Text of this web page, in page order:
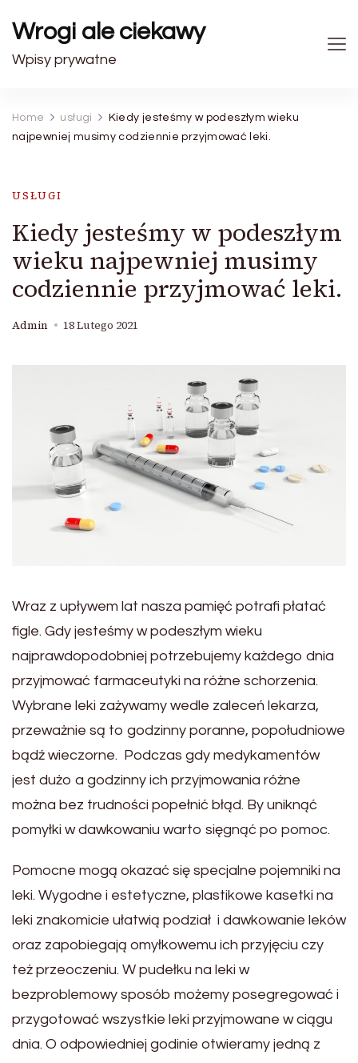
Wrogi ale ciekawy
Wpisy prywatne
Home usługi
Kiedy jesteśmy w podeszłym wieku
najpewniej musimy codziennie przyjmować leki.
USŁUGI
Kiedy jesteśmy w podeszłym
wieku najpewniej musimy
codziennie przyjmować leki.
Admin 18 Lutego 2021
Wraz z upływem lat nasza pamięć potrafi płatać
figle. Gdy jesteśmy w podeszłym wieku
najprawdopodobniej potrzebujemy każdego dnia
przyjmować farmaceutyki na różne schorzenia.
Wybrane leki zażywamy wedle zaleceń lekarza,
przeważnie są to godzinny poranne, popołudniowe
bądź wieczorne. Podczas gdy medykamentów
jest dużo a godzinny ich przyjmowania różne
można bez trudności popełnić błąd. By uniknąć
pomyłki w dawkowaniu warto sięgnąć po pomoc.
Pomocne mogą okazać się specjalne pojemniki na
leki. Wygodne i estetyczne, plastikowe kasetki na
leki znakomicie ułatwią podział i dawkowanie leków
oraz zapobiegają omyłkowemu ich przyjęciu czy
też przeoczeniu. W pudełku na leki w
bezproblemowy sposób możemy posegregować i
przygotować wszystkie leki przyjmowane w ciągu
dnia. O odpowiedniej godinie otwieramy jedną z